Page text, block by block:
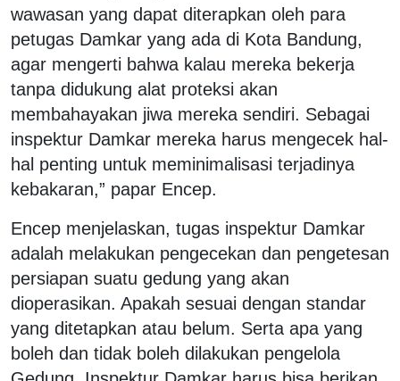
wawasan yang dapat diterapkan oleh para
petugas Damkar yang ada di Kota Bandung,
agar mengerti bahwa kalau mereka bekerja
tanpa didukung alat proteksi akan
membahayakan jiwa mereka sendiri. Sebagai
inspektur Damkar mereka harus mengecek hal-
hal penting untuk meminimalisasi terjadinya
kebakaran,” papar Encep.
Encep menjelaskan, tugas inspektur Damkar
adalah melakukan pengecekan dan pengetesan
persiapan suatu gedung yang akan
dioperasikan. Apakah sesuai dengan standar
yang ditetapkan atau belum. Serta apa yang
boleh dan tidak boleh dilakukan pengelola